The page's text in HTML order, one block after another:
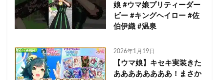
娘 #ウマ娘プリティーダー
ビー #キングヘイロー #佐
伯伊織 #温泉
2026年1月19日
【ウマ娘】キセキ実装きた
ああああああああ！まさか